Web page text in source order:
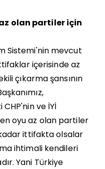
olan partiler için
Sistemi'nin mevcut
içerisinde az
çıkarma şansının
CHP'nin ve İYİ
oyu az olan partiler
ittifakta olsalar
ihtimali kendileri
Yani Türkiye